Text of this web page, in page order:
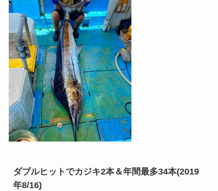
ダブルヒットでカジキ2本＆年間最多34本(2019
年8/16)